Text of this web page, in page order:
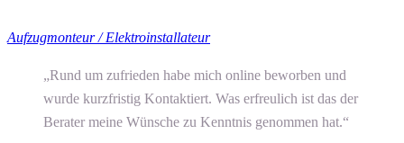
Aufzugmonteur / Elektroinstallateur
„Rund um zufrieden habe mich online beworben und
wurde kurzfristig Kontaktiert. Was erfreulich ist das der
Berater meine Wünsche zu Kenntnis genommen hat.“